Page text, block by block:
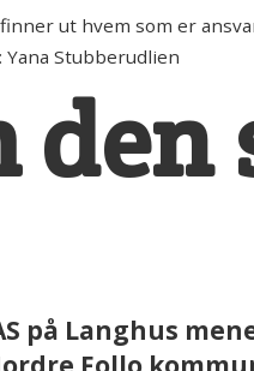
finner ut hvem som er
Stubberudlien
den
på Langhus